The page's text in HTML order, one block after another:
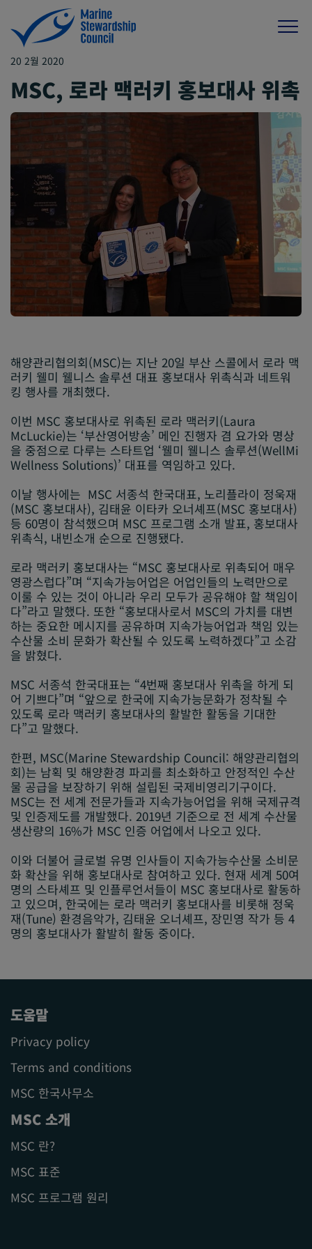
20 2월 2020
MSC, 로라 맥러키 홍보대사 위촉
해양관리협의회(MSC)는 지난 20일 부산 스콜에서 로라 맥
러키 웰미 웰니스 솔루션 대표 홍보대사 위촉식과 네트워
킹 행사를 개최했다.
이번 MSC 홍보대사로 위촉된 로라 맥러키(Laura
McLuckie)는 ‘부산영어방송’ 메인 진행자 겸 요가와 명상
을 중점으로 다루는 스타트업 ‘웰미 웰니스 솔루션(WellMi
Wellness Solutions)’ 대표를 역임하고 있다.
이날 행사에는 MSC 서종석 한국대표, 노리플라이 정욱재
(MSC 홍보대사), 김태윤 이타카 오너셰프(MSC 홍보대사)
등 60명이 참석했으며 MSC 프로그램 소개 발표, 홍보대사
위촉식, 내빈소개 순으로 진행됐다.
로라 맥러키 홍보대사는 “MSC 홍보대사로 위촉되어 매우
영광스럽다”며 “지속가능어업은 어업인들의 노력만으로
이룰 수 있는 것이 아니라 우리 모두가 공유해야 할 책임이
다”라고 말했다. 또한 “홍보대사로서 MSC의 가치를 대변
하는 중요한 메시지를 공유하며 지속가능어업과 책임 있는
수산물 소비 문화가 확산될 수 있도록 노력하겠다”고 소감
을 밝혔다.
MSC 서종석 한국대표는 “4번째 홍보대사 위촉을 하게 되
어 기쁘다”며 “앞으로 한국에 지속가능문화가 정착될 수
있도록 로라 맥러키 홍보대사의 활발한 활동을 기대한
다”고 말했다.
한편, MSC(Marine Stewardship Council: 해양관리협의
회)는 남획 및 해양환경 파괴를 최소화하고 안정적인 수산
물 공급을 보장하기 위해 설립된 국제비영리기구이다.
MSC는 전 세계 전문가들과 지속가능어업을 위해 국제규격
및 인증제도를 개발했다. 2019년 기준으로 전 세계 수산물
생산량의 16%가 MSC 인증 어업에서 나오고 있다.
이와 더불어 글로벌 유명 인사들이 지속가능수산물 소비문
화 확산을 위해 홍보대사로 참여하고 있다. 현재 세계 50여
명의 스타셰프 및 인플루언서들이 MSC 홍보대사로 활동하
고 있으며, 한국에는 로라 맥러키 홍보대사를 비롯해 정욱
재(Tune) 환경음악가, 김태윤 오너셰프, 장민영 작가 등 4
명의 홍보대사가 활발히 활동 중이다.
도움말
Privacy policy
Terms and conditions
MSC 한국사무소
MSC 소개
MSC 란?
MSC 표준
MSC 프로그램 원리